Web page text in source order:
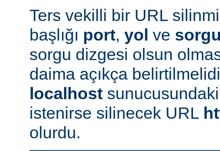
Ters vekilli bir URL
başlığı port, yol ve
sorgu dizgesi olsun
daima açıkça
localhost
istenirse silinecek URL
olurdu.